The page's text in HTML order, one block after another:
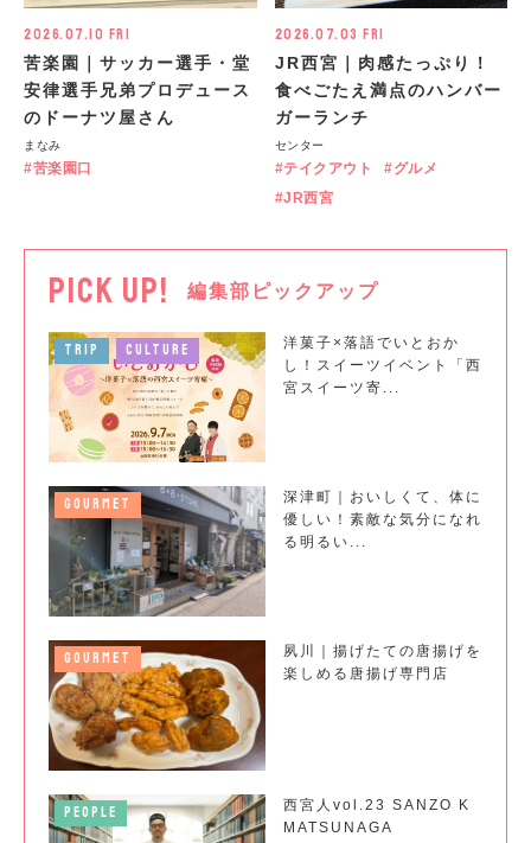
2026.07.10 Fri
苦楽園｜サッカー選手・堂
安律選手兄弟プロデュース
のドーナツ屋さん
まなみ
苦楽園口
2026.07.03 Fri
JR西宮｜肉感たっぷり！
食べごたえ満点のハンバー
ガーランチ
センター
テイクアウト
グルメ
JR西宮
PICK UP! 編集部ピックアップ
TRIP CULTURE
洋菓子×落語でいとおか
し！スイーツイベント「西
宮スイーツ寄...
GOURMET
深津町｜おいしくて、体に
優しい！素敵な気分になれ
る明るい...
GOURMET
夙川｜揚げたての唐揚げを
楽しめる唐揚げ専門店
PEOPLE
西宮人vol.23 SANZO K
MATSUNAGA